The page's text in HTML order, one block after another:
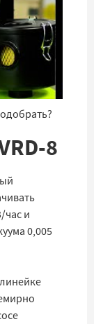
8
час и
0,005